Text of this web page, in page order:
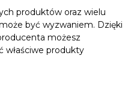
produktów oraz wielu
być wyzwaniem. Dzięki
możesz
produkty